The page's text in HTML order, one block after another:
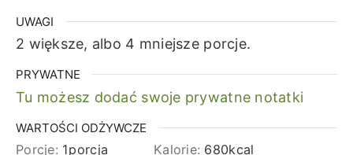
UWAGI
2 większe, albo 4 mniejsze porcje.
PRYWATNE
Tu możesz dodać swoje prywatne notatki
WARTOŚCI ODŻYWCZE
Porcje: 1porcja Kalorie: 680kcal